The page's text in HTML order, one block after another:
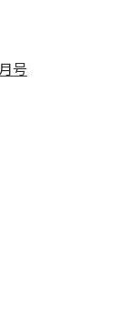
号